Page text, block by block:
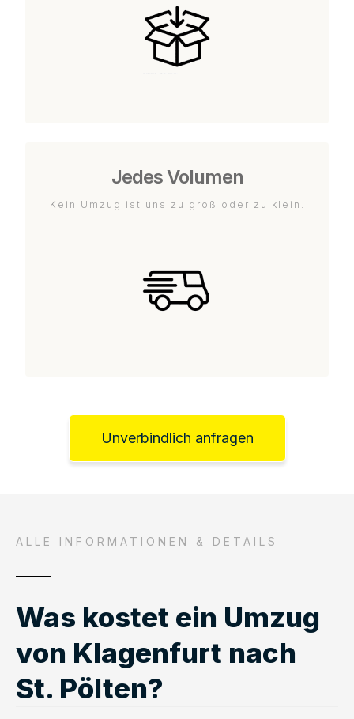
Jedes Volumen
Kein Umzug ist uns zu groß oder zu klein.
Unverbindlich anfragen
ALLE INFORMATIONEN & DETAILS
Was kostet ein Umzug
von Klagenfurt nach
St. Pölten?